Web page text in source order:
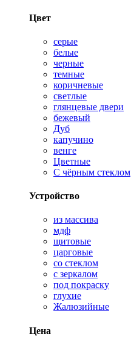
Цвет
серые
белые
черные
темные
коричневые
светлые
глянцевые двери
бежевый
Дуб
капучино
венге
Цветные
С чёрным стеклом
Устройство
из массива
мдф
щитовые
царговые
со стеклом
с зеркалом
под покраску
глухие
Жалюзийные
Цена